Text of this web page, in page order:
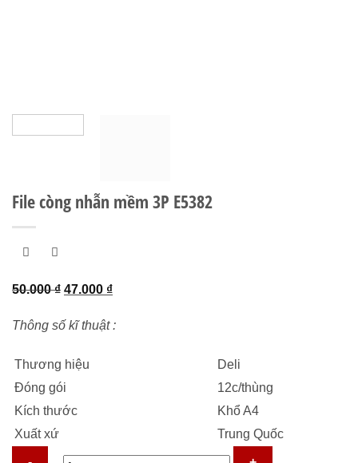
File còng nhẫn mềm 3P E5382
50.000₫ Giá
là:
47.000 ₫Giá
tại
Thông số kĩ thuật :
Thương hiệu
Deli
Đóng gói
12c/thùng
Kích thước
Khổ A4
Xuất xứ
Trung Quốc